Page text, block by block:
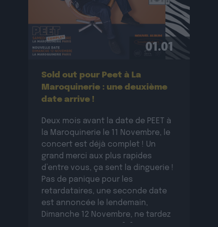
01.01
Sold out pour Peet à La
Maroquinerie : une deuxième
date arrive !
Deux mois avant la date de PEET à
la Maroquinerie le 11 Novembre, le
concert est déjà complet ! Un
grand merci aux plus rapides
d’entre vous, ça sent la dinguerie !
Pas de panique pour les
retardataires, une seconde date
est annoncée le lendemain,
Dimanche 12 Novembre, ne tardez